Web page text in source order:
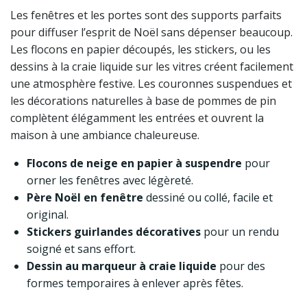
Les fenêtres et les portes sont des supports parfaits
pour diffuser l’esprit de Noël sans dépenser beaucoup.
Les flocons en papier découpés, les stickers, ou les
dessins à la craie liquide sur les vitres créent facilement
une atmosphère festive. Les couronnes suspendues et
les décorations naturelles à base de pommes de pin
complètent élégamment les entrées et ouvrent la
maison à une ambiance chaleureuse.
Flocons de neige en papier à suspendre pour
orner les fenêtres avec légèreté.
Père Noël en fenêtre dessiné ou collé, facile et
original.
Stickers guirlandes décoratives pour un rendu
soigné et sans effort.
Dessin au marqueur à craie liquide pour des
formes temporaires à enlever après fêtes.